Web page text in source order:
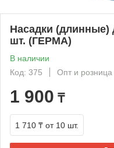
Насадки (длинные)
шт. (ГЕРМА)
В наличии
Код: 375
Опт и розница
1 900 ₸
1 710 ₸ от 10 шт.